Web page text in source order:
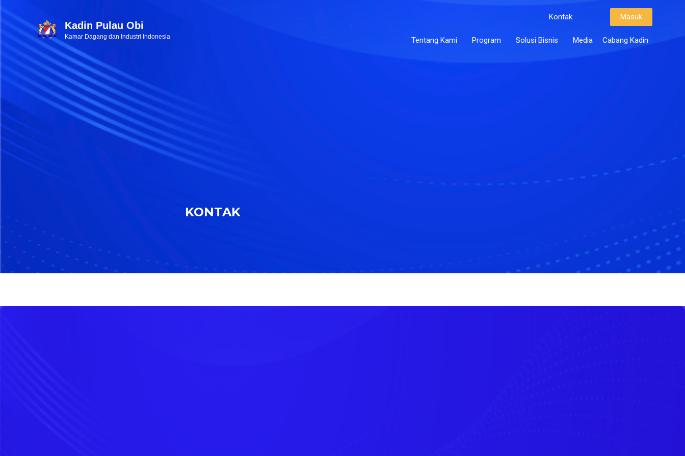
Kadin Pulau Obi
Kamar Dagang dan Industri Indonesia
Kontak Masuk
Tentang Kami Program Solusi Bisnis Media Cabang Kadin
KONTAK